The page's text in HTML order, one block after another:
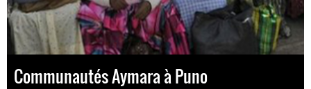
Communautés Aymara à Puno